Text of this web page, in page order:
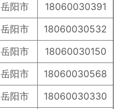
岳阳市
18060030391
岳阳市
18060030532
岳阳市
18060030150
岳阳市
18060030568
岳阳市
18060030330